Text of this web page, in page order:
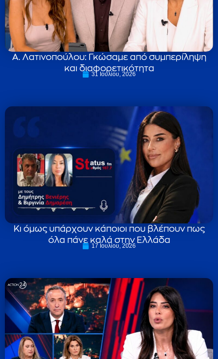
Α. Λατινοπούλου: Γκώσαμε από συμπερίληψη
και διαφορετικότητα
31 Ιουλίου, 2026
Κι όμως υπάρχουν κάποιοι που βλέπουν πως
όλα πάνε καλά στην Ελλάδα
17 Ιουλίου, 2026